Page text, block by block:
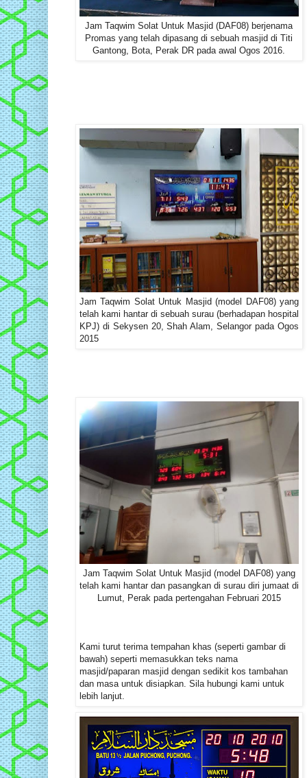
Jam Taqwim Solat Untuk Masjid (DAF08) berjenama
Promas yang telah dipasang di sebuah masjid di Titi
Gantong, Bota, Perak DR pada awal Ogos 2016.
Jam Taqwim Solat Untuk Masjid (model DAF08) yang
telah kami hantar di sebuah surau (berhadapan hospital
KPJ) di Sekysen 20, Shah Alam, Selangor pada Ogos
2015
Jam Taqwim Solat Untuk Masjid (model DAF08) yang
telah kami hantar dan pasangkan di surau diri jumaat di
Lumut, Perak pada pertengahan Februari 2015
Kami turut terima tempahan khas (seperti gambar di
bawah) seperti memasukkan teks nama
masjid/paparan masjid dengan sedikit kos tambahan
dan masa untuk disiapkan. Sila hubungi kami untuk
lebih lanjut.